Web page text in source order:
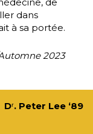
dans
à sa portée.
2023
Dʳ. Peter Lee ‘89